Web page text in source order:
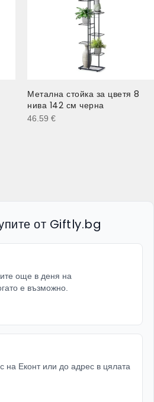
Метална стойка за цветя 8
нива 142 см черна
46.59 €
от Giftly.bg
още в деня на
е възможно.
Еконт или до адрес в цялата